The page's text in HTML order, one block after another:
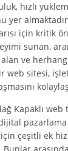
hızlı
yer
için kritik
sunan,
alan ve
web sitesi,
Kapaklı web
çeşitli ek